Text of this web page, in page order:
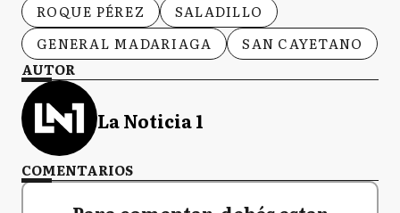
ROQUE PÉREZ
SALADILLO
GENERAL MADARIAGA
SAN CAYETANO
AUTOR
La Noticia 1
COMENTARIOS